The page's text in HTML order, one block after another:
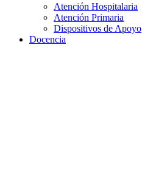
Atención Hospitalaria
Atención Primaria
Dispositivos de Apoyo
Docencia